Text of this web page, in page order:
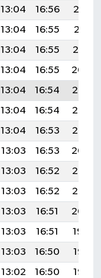
13:04 16:56
20:12
13:04 16:55
20:11
13:04 16:55
20:10
13:04 16:55
20:09
13:04 16:54
20:08
13:04 16:54
20:06
13:04 16:53
20:05
13:03 16:53
20:04
13:03 16:52
20:03
13:03 16:52
20:02
13:03 16:51
20:00
13:03 16:51
19:59
13:03 16:50
19:58
13:02 16:50
19:57